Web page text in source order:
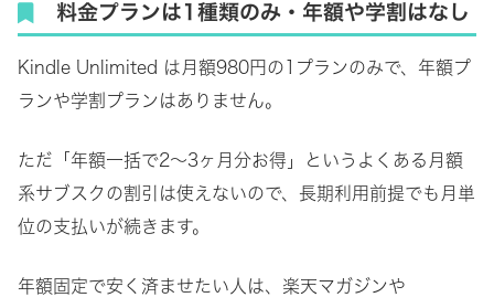
料金プランは1種類のみ・年額や学割はなし
Kindle Unlimited は月額980円の1プランのみで、年額プ
ランや学割プランはありません。
ただ「年額一括で2〜3ヶ月分お得」というよくある月額
系サブスクの割引は使えないので、長期利用前提でも月単
位の支払いが続きます。
年額固定で安く済ませたい人は、楽天マガジンや